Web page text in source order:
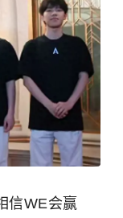
信WE会赢